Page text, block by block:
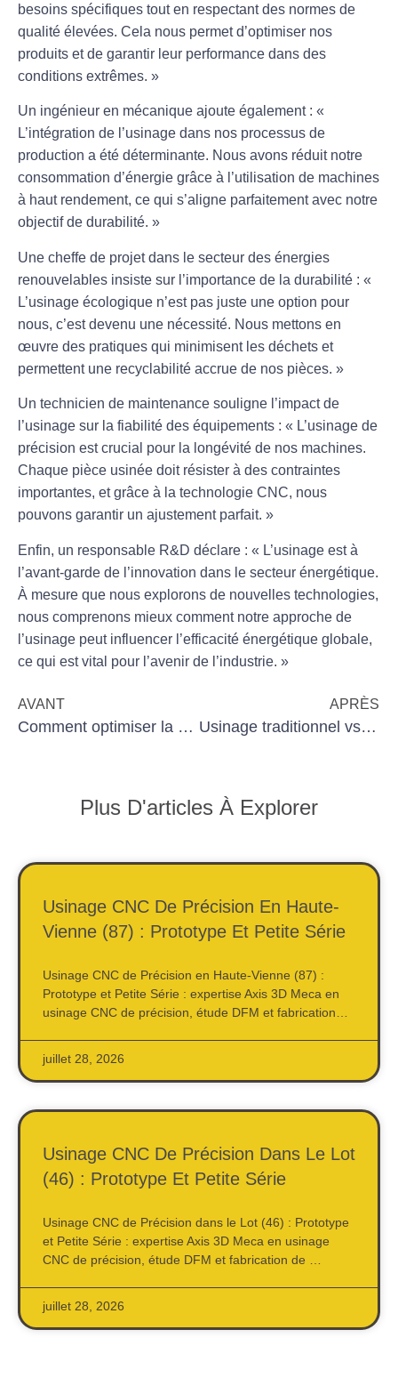
besoins spécifiques tout en respectant des normes de
qualité élevées. Cela nous permet d’optimiser nos
produits et de garantir leur performance dans des
conditions extrêmes. »
Un ingénieur en mécanique ajoute également : «
L’intégration de l’usinage dans nos processus de
production a été déterminante. Nous avons réduit notre
consommation d’énergie grâce à l’utilisation de machines
à haut rendement, ce qui s’aligne parfaitement avec notre
objectif de durabilité. »
Une cheffe de projet dans le secteur des énergies
renouvelables insiste sur l’importance de la durabilité : «
L’usinage écologique n’est pas juste une option pour
nous, c’est devenu une nécessité. Nous mettons en
œuvre des pratiques qui minimisent les déchets et
permettent une recyclabilité accrue de nos pièces. »
Un technicien de maintenance souligne l’impact de
l’usinage sur la fiabilité des équipements : « L’usinage de
précision est crucial pour la longévité de nos machines.
Chaque pièce usinée doit résister à des contraintes
importantes, et grâce à la technologie CNC, nous
pouvons garantir un ajustement parfait. »
Enfin, un responsable R&D déclare : « L’usinage est à
l’avant-garde de l’innovation dans le secteur énergétique.
À mesure que nous explorons de nouvelles technologies,
nous comprenons mieux comment notre approche de
l’usinage peut influencer l’efficacité énergétique globale,
ce qui est vital pour l’avenir de l’industrie. »
AVANT
Comment optimiser la gestion du temps grâce à l’automatisation
APRÈS
Usinage traditionnel vs usinage moderne : les différences
Plus D'articles À Explorer
Usinage CNC De Précision En Haute-
Vienne (87) : Prototype Et Petite Série
Usinage CNC de Précision en Haute-Vienne (87) :
Prototype et Petite Série : expertise Axis 3D Meca en
usinage CNC de précision, étude DFM et fabrication…
juillet 28, 2026
Usinage CNC De Précision Dans Le Lot
(46) : Prototype Et Petite Série
Usinage CNC de Précision dans le Lot (46) : Prototype
et Petite Série : expertise Axis 3D Meca en usinage
CNC de précision, étude DFM et fabrication de …
juillet 28, 2026